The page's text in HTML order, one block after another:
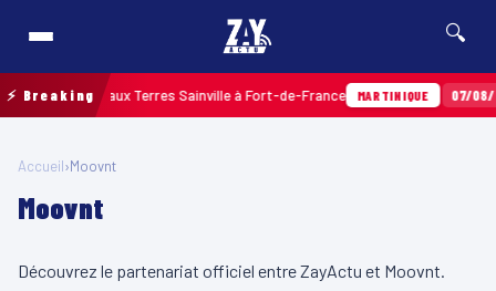
🔍
⚡ Breaking
par balles aux Terres Sainville à Fort-de-France MARTINIQUE 07/08/
Accueil›Moovnt
Moovnt
Découvrez le partenariat officiel entre ZayActu et Moovnt.